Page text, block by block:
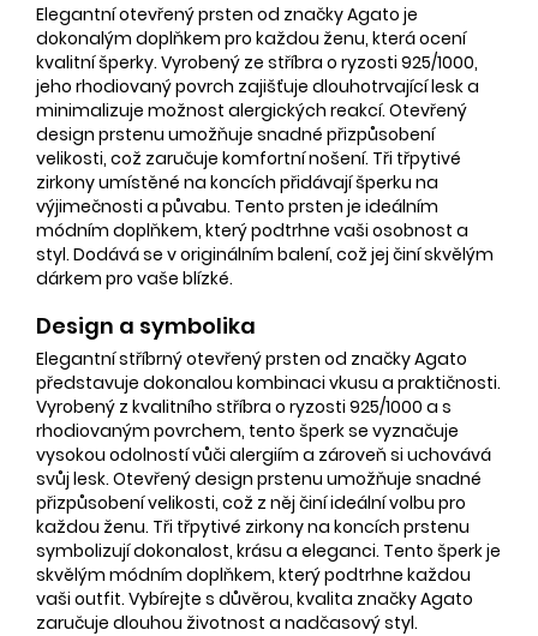
Elegantní otevřený prsten od značky Agato je
dokonalým doplňkem pro každou ženu, která ocení
kvalitní šperky. Vyrobený ze stříbra o ryzosti 925/1000,
jeho rhodiovaný povrch zajišťuje dlouhotrvající lesk a
minimalizuje možnost alergických reakcí. Otevřený
design prstenu umožňuje snadné přizpůsobení
velikosti, což zaručuje komfortní nošení. Tři třpytivé
zirkony umístěné na koncích přidávají šperku na
výjimečnosti a půvabu. Tento prsten je ideálním
módním doplňkem, který podtrhne vaši osobnost a
styl. Dodává se v originálním balení, což jej činí skvělým
dárkem pro vaše blízké.
Design a symbolika
Elegantní stříbrný otevřený prsten od značky Agato
představuje dokonalou kombinaci vkusu a praktičnosti.
Vyrobený z kvalitního stříbra o ryzosti 925/1000 a s
rhodiovaným povrchem, tento šperk se vyznačuje
vysokou odolností vůči alergiím a zároveň si uchovává
svůj lesk. Otevřený design prstenu umožňuje snadné
přizpůsobení velikosti, což z něj činí ideální volbu pro
každou ženu. Tři třpytivé zirkony na koncích prstenu
symbolizují dokonalost, krásu a eleganci. Tento šperk je
skvělým módním doplňkem, který podtrhne každou
vaši outfit. Vybírejte s důvěrou, kvalita značky Agato
zaručuje dlouhou životnost a nadčasový styl.